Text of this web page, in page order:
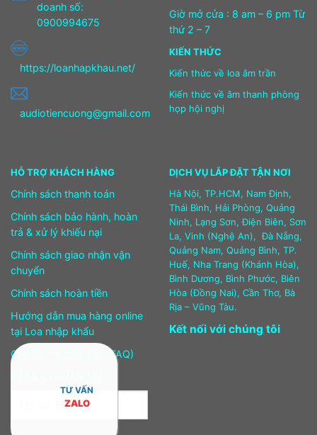
doanh số:
0900994675
https://loanhapkhau.net/
audiotiencuong@gmail.com
Giờ mở cửa : 8 am – 6 pm Từ
thứ 2 – 7
KIẾN THỨC
Kiến thức về loa âm trần
Kiến thức về âm thanh phòng
họp hội nghị
HỖ TRỢ KHÁCH HÀNG
Chính sách thanh toán
Chính sách bảo hành, hoàn
trả & xử lý khiếu nại
Chính sách giao nhận vận
chuyển
Chính sách hoàn tiền
Hướng dẫn mua hàng online
tại Loa nhập khẩu
Câu hỏi thường gặp (FAQ)
DỊCH VỤ LẮP ĐẶT TẬN NƠI
Hà Nội, TP.HCM, Nam Định,
Thái Bình, Hải Phòng, Quảng
Ninh, Lạng Sơn, Điện Biên, Sơn
La, Vinh (Nghệ An), Đà Nẵng,
Quảng Nam, Quảng Bình, TP.
Huế, Nha Trang (Khánh Hòa),
Bình Dương, Bình Phước, Biên
Hòa (Đồng Nai), Cần Thơ, Bà
Rịa – Vũng Tàu.
Kết nối với chúng tôi
TƯ VẤN
ZALO